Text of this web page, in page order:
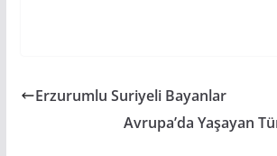
Erzurumlu Suriyeli Bayanlar
Avrupa’da Yaşayan